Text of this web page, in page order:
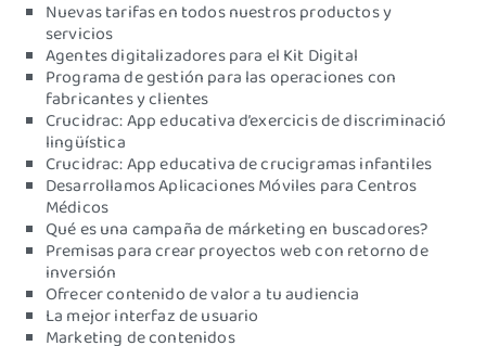
Nuevas tarifas en todos nuestros productos y
servicios
Agentes digitalizadores para el Kit Digital
Programa de gestión para las operaciones con
fabricantes y clientes
Crucidrac: App educativa d’exercicis de discriminació
lingüística
Crucidrac: App educativa de crucigramas infantiles
Desarrollamos Aplicaciones Móviles para Centros
Médicos
Qué es una campaña de márketing en buscadores?
Premisas para crear proyectos web con retorno de
inversión
Ofrecer contenido de valor a tu audiencia
La mejor interfaz de usuario
Marketing de contenidos